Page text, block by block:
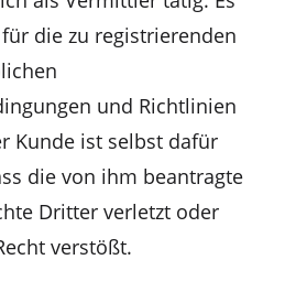
die zu registrierenden
und Richtlinien
Kunde ist selbst dafür
die von ihm beantragte
Dritter verletzt oder
verstößt.